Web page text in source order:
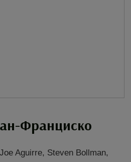
Франциско
Aguirre, Steven Bollman,